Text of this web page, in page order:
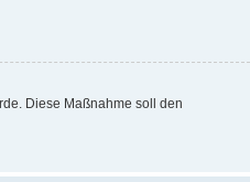
Diese Maßnahme soll den